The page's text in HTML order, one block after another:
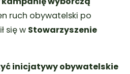
ruch obywatelski po
się w Stowarzyszenie
inicjatywy obywatelskie